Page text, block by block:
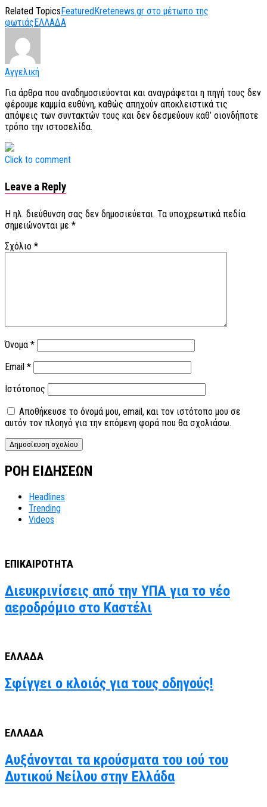
Related Topics Featured Kretenews.gr στο μέτωπο της
φωτιάς ΕΛΛΑΔΑ
Αγγελική
Για άρθρα που αναδημοσιεύονται και αναγράφεται η πηγή τους δεν
φέρουμε καμμία ευθύνη, καθώς απηχούν αποκλειστικά τις
απόψεις των συντακτών τους και δεν δεσμεύουν καθ’ οιονδήποτε
τρόπο την ιστοσελίδα.
Click to comment
Leave a Reply
Η ηλ. διεύθυνση σας δεν δημοσιεύεται. Τα υποχρεωτικά πεδία
σημειώνονται με *
Σχόλιο *
Όνομα *
Email *
Ιστότοπος
Αποθήκευσε το όνομά μου, email, και τον ιστότοπο μου σε
αυτόν τον πλοηγό για την επόμενη φορά που θα σχολιάσω.
ΡΟΗ ΕΙΔΗΣΕΩΝ
Headlines
Trending
Videos
ΕΠΙΚΑΙΡΟΤΗΤΑ
Διευκρινίσεις από την ΥΠΑ για το νέο
αεροδρόμιο στο Καστέλι
ΕΛΛΑΔΑ
Σφίγγει ο κλοιός για τους οδηγούς!
ΕΛΛΑΔΑ
Αυξάνονται τα κρούσματα του ιού του
Δυτικού Νείλου στην Ελλάδα